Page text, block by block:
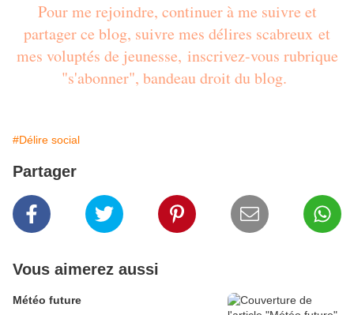
Pour me rejoindre, continuer à me suivre et
partager ce blog, suivre mes délires scabreux et
mes voluptés de jeunesse, inscrivez-vous rubrique
"s'abonner", bandeau droit du blog.
#Délire social
Partager
Vous aimerez aussi
Météo future